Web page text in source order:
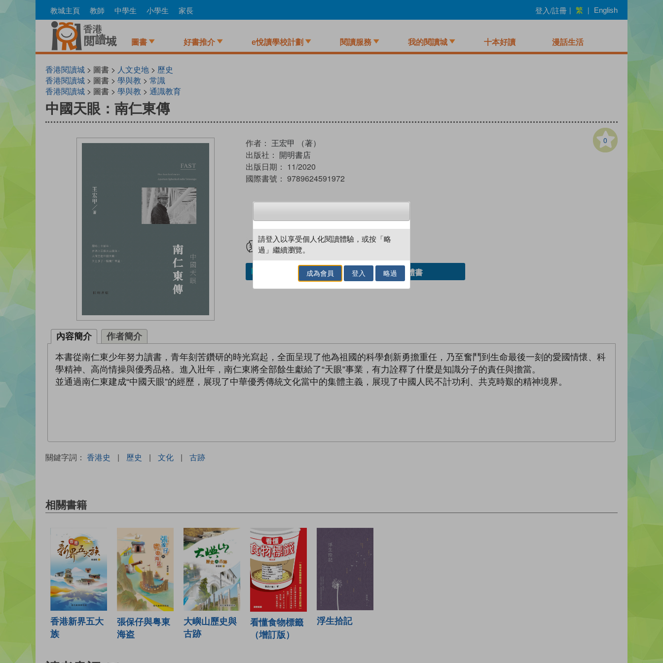
to
教城主頁 教師 中學生 小學生 家長 登入/註冊 | 繁 | English
圖書 好書推介 e悅讀學校計劃 閱讀服務 我的閱讀城 十本好讀 漫話生活
香港閱讀城 > 圖書 > 人文史地 > 歷史
香港閱讀城 > 圖書 > 學與教 > 常識
香港閱讀城 > 圖書 > 學與教 > 通識教育
中國天眼：南仁東傳
0
作者： 王宏甲 （著）
出版社： 開明書店
出版日期： 11/2020
國際書號： 9789624591972
試閲 加入閱讀紀錄
加入／閱讀電子書 借閱實體書
內容簡介 作者簡介
本書從南仁東少年努力讀書，青年刻苦鑽研的時光寫起，全面呈現了他為祖國的科學創新勇擔重任，乃至奮鬥到生命最後一刻的愛國情懷、科
學精神、高尚情操與優秀品格。進入壯年，南仁東將全部餘生獻給了“天眼”事業，有力詮釋了什麼是知識分子的責任與擔當。
並通過南仁東建成“中國天眼”的經歷，展現了中華優秀傳統文化當中的集體主義，展現了中國人民不計功利、共克時艱的精神境界。
關鍵字詞： 香港史 | 歷史 | 文化 | 古跡
相關書籍
香港新界五大
族
張保仔與粤東
海盗
大嶼山歷史與
古跡
看懂食物標籤
（增訂版）
浮生拾記
請登入以享受個人化閱讀體驗，或按「略
過」繼續瀏覽。
成為會員 登入 略過